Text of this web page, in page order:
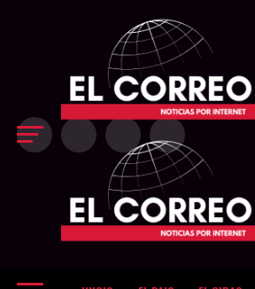
Exit mobile version